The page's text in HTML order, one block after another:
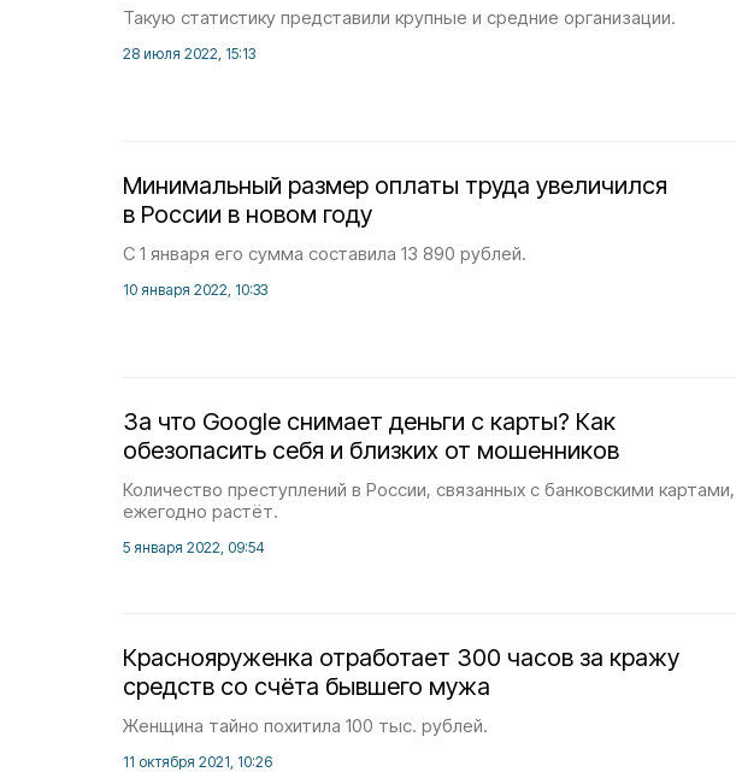
Такую статистику представили крупные и средние организации.
28 июля 2022, 15:13
Минимальный размер оплаты труда увеличился
в России в новом году
С 1 января его сумма составила 13 890 рублей.
10 января 2022, 10:33
За что Google снимает деньги с карты? Как
обезопасить себя и близких от мошенников
Количество преступлений в России, связанных с банковскими картами,
ежегодно растёт.
5 января 2022, 09:54
Краснояруженка отработает 300 часов за кражу
средств со счёта бывшего мужа
Женщина тайно похитила 100 тыс. рублей.
11 октября 2021, 10:26